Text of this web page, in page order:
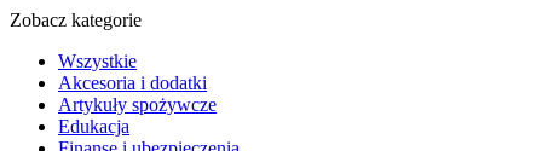
Zobacz kategorie
Wszystkie
Akcesoria i dodatki
Artykuły spożywcze
Edukacja